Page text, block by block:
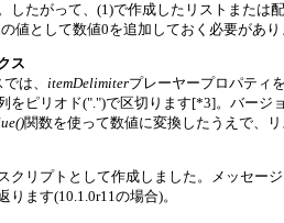
したがって、(1)で作成したリストまたは
値として数値0を追加しておく必要があり
ス
は、 itemDelimiterプレーヤープロパティ
をピリオド(".")で区切ります[*3]。バージ
関数を使って数値に変換したうえで、
クリプトとして作成しました。メッセー
ります(10.1.0r11の場合)。